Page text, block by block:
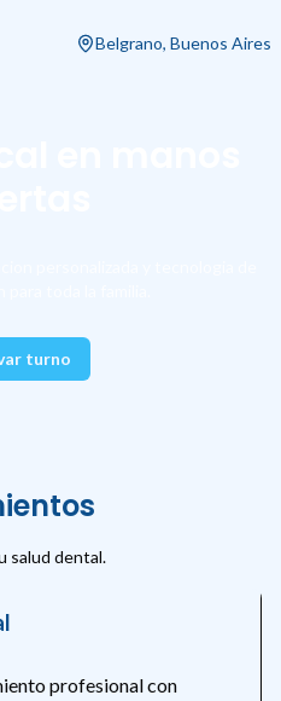
Belgrano, Buenos Aires
turno
salud dental.
profesional con